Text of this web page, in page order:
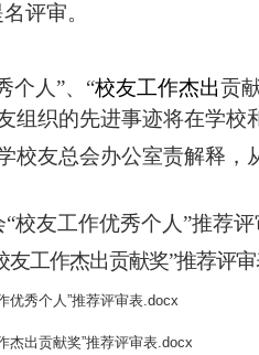
评审。
个人”、“校友工作杰出贡
组织的先进事迹将在学校
校友总会办公室责解释，
“校友工作优秀个人”推荐
友工作杰出贡献奖”推荐评
优秀个人”推荐评审表.docx
杰出贡献奖”推荐评审表.docx